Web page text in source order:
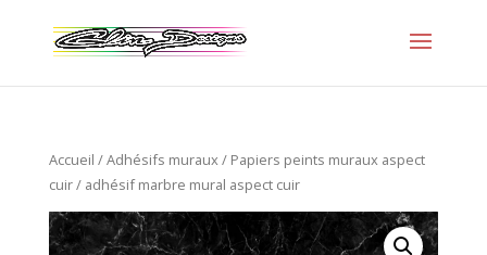
Accueil /Adhésifs muraux/ Papiers peints muraux aspect
cuir/ adhésif marbre mural aspect cuir